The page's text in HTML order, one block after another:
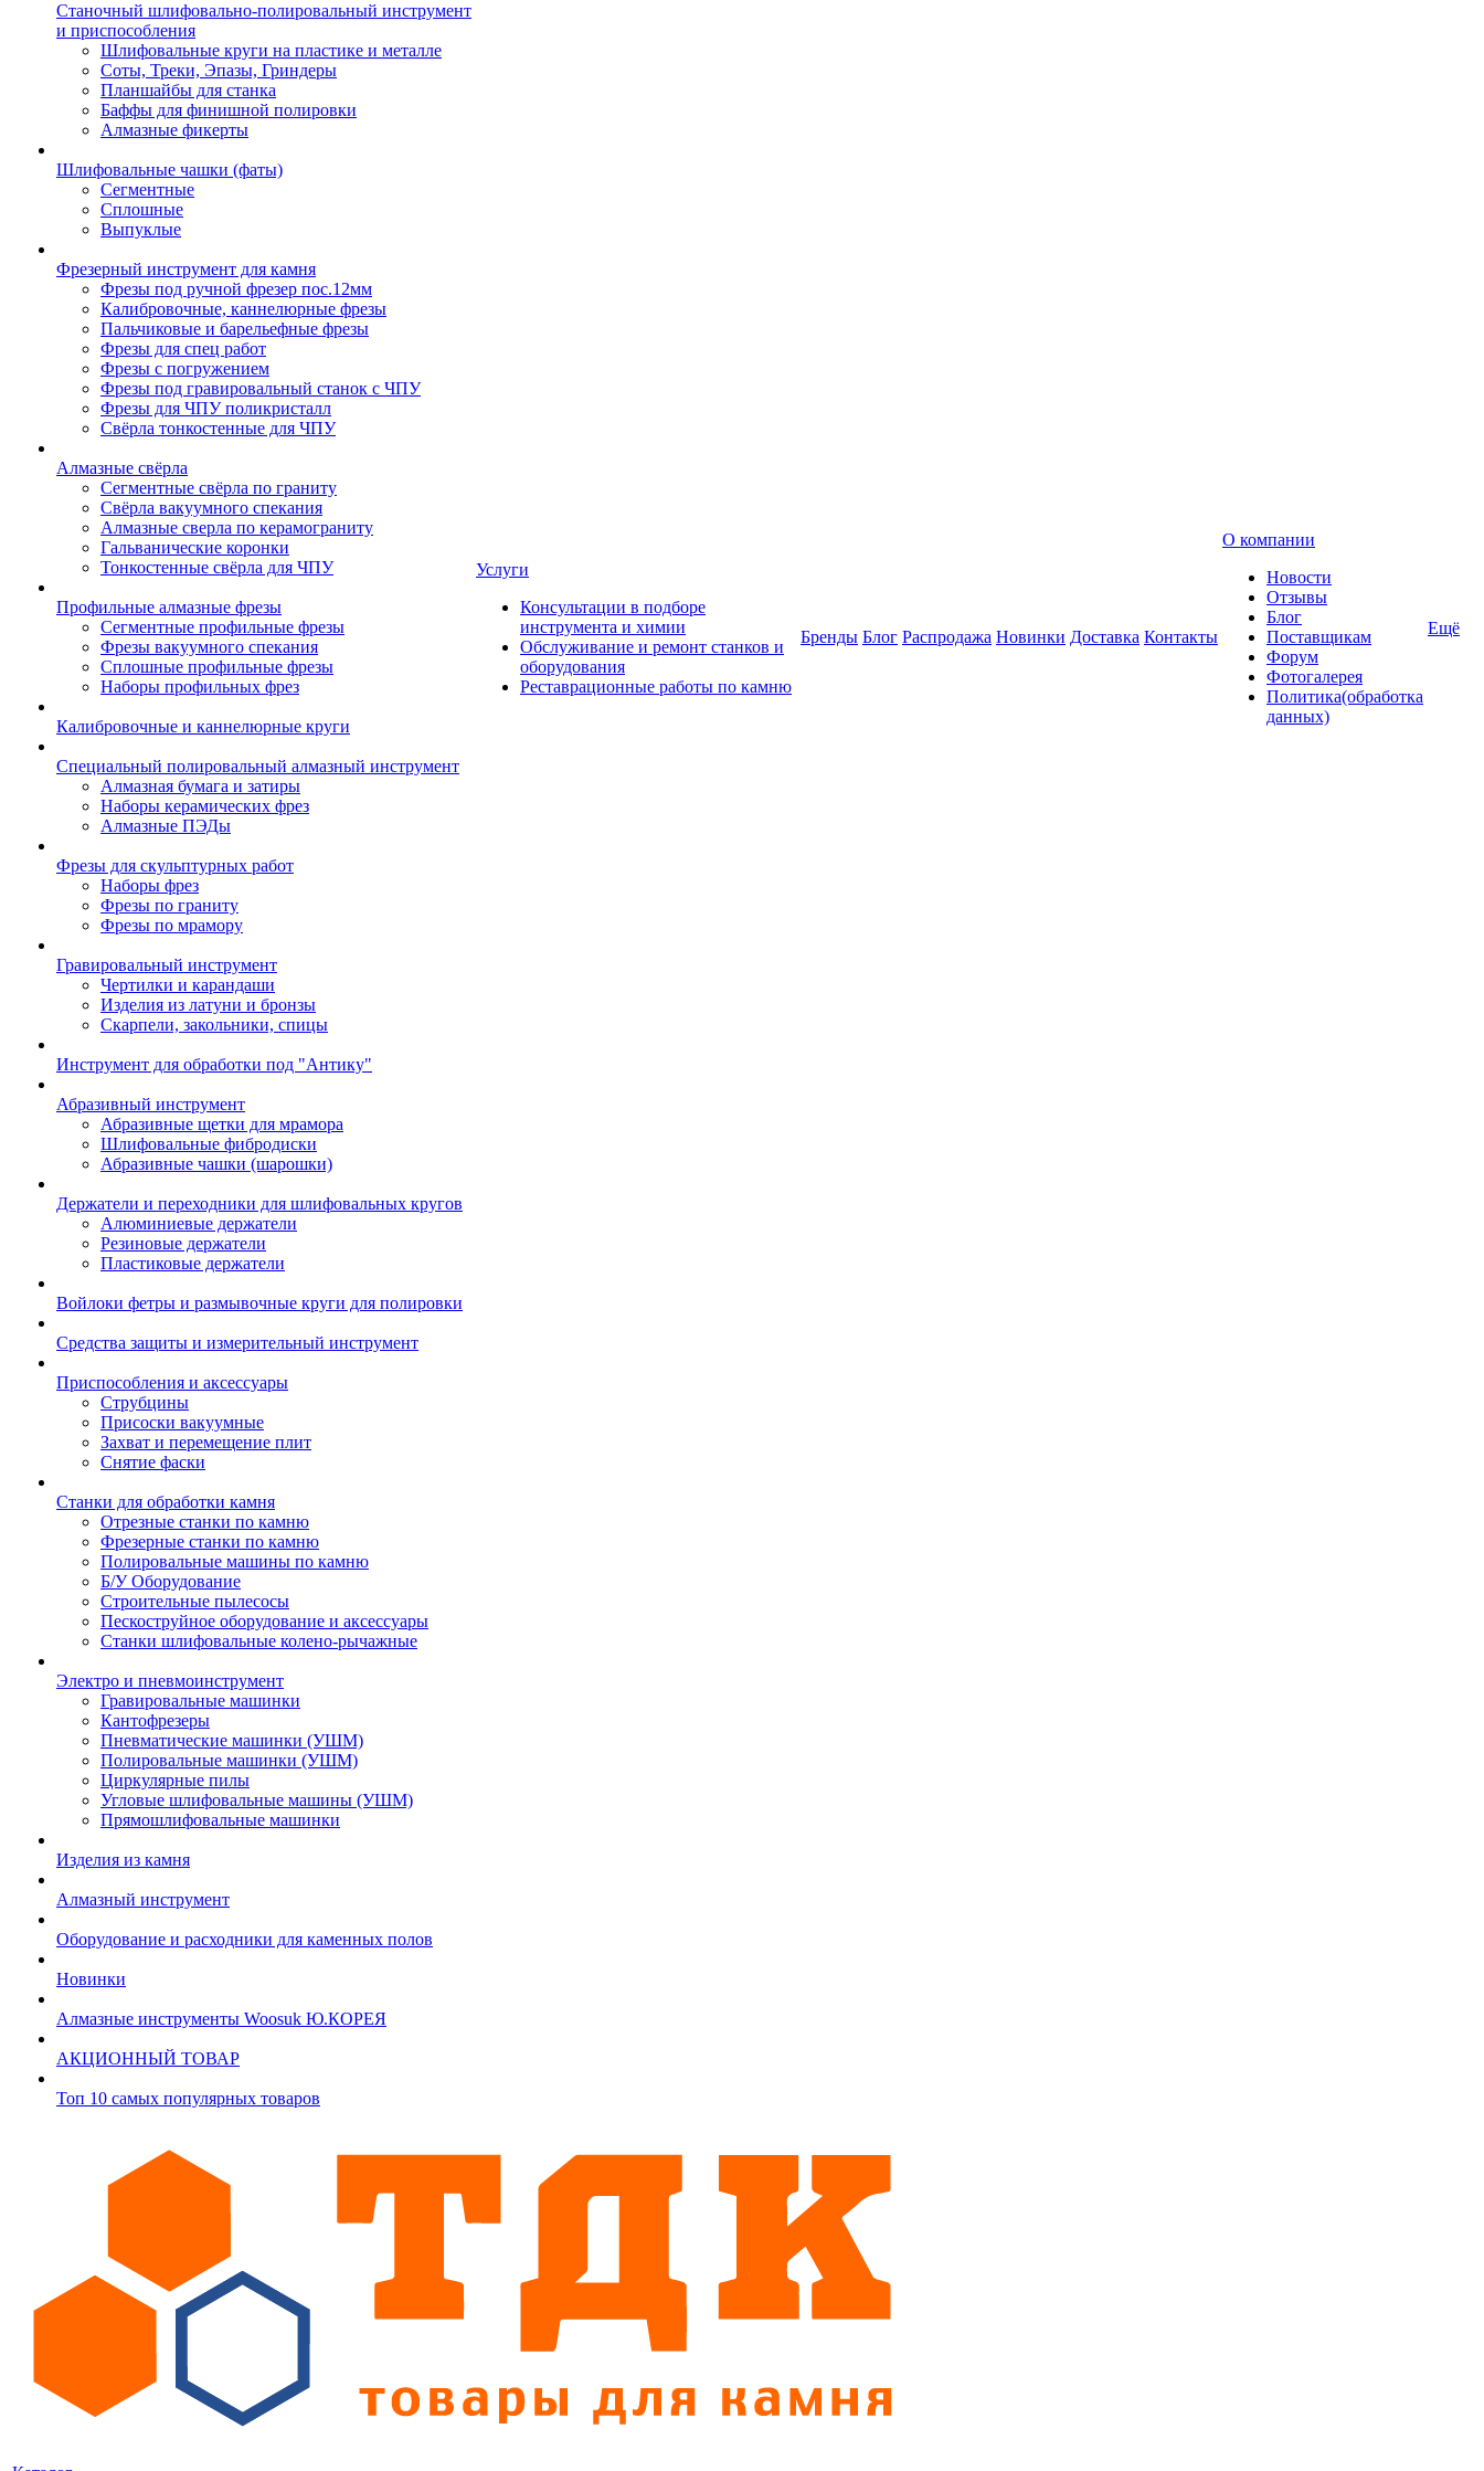
Станочный шлифовально-полировальный инструмент
и приспособления
Шлифовальные круги на пластике и металле
Соты, Треки, Эпазы, Гриндеры
Планшайбы для станка
Баффы для финишной полировки
Алмазные фикерты
Шлифовальные чашки (фаты)
Сегментные
Сплошные
Выпуклые
Фрезерный инструмент для камня
Фрезы под ручной фрезер пос.12мм
Калибровочные, каннелюрные фрезы
Пальчиковые и барельефные фрезы
Фрезы для спец работ
Фрезы с погружением
Фрезы под гравировальный станок с ЧПУ
Фрезы для ЧПУ поликристалл
Свёрла тонкостенные для ЧПУ
Алмазные свёрла
Сегментные свёрла по граниту
Свёрла вакуумного спекания
Алмазные сверла по керамограниту
Гальванические коронки
Тонкостенные свёрла для ЧПУ
Профильные алмазные фрезы
Сегментные профильные фрезы
Фрезы вакуумного спекания
Сплошные профильные фрезы
Наборы профильных фрез
Калибровочные и каннелюрные круги
Специальный полировальный алмазный инструмент
Алмазная бумага и затиры
Наборы керамических фрез
Алмазные ПЭДы
Фрезы для скульптурных работ
Наборы фрез
Фрезы по граниту
Фрезы по мрамору
Гравировальный инструмент
Чертилки и карандаши
Изделия из латуни и бронзы
Скарпели, закольники, спицы
Инструмент для обработки под "Антику"
Абразивный инструмент
Абразивные щетки для мрамора
Шлифовальные фибродиски
Абразивные чашки (шарошки)
Держатели и переходники для шлифовальных кругов
Алюминиевые держатели
Резиновые держатели
Пластиковые держатели
Войлоки фетры и размывочные круги для полировки
Средства защиты и измерительный инструмент
Приспособления и аксессуары
Струбцины
Присоски вакуумные
Захват и перемещение плит
Снятие фаски
Станки для обработки камня
Отрезные станки по камню
Фрезерные станки по камню
Полировальные машины по камню
Б/У Оборудование
Строительные пылесосы
Пескоструйное оборудование и аксессуары
Станки шлифовальные колено-рычажные
Электро и пневмоинструмент
Гравировальные машинки
Кантофрезеры
Пневматические машинки (УШМ)
Полировальные машинки (УШМ)
Циркулярные пилы
Угловые шлифовальные машины (УШМ)
Прямошлифовальные машинки
Изделия из камня
Алмазный инструмент
Оборудование и расходники для каменных полов
Новинки
Алмазные инструменты Woosuk Ю.КОРЕЯ
АКЦИОННЫЙ ТОВАР
Топ 10 самых популярных товаров
Услуги
Консультации в подборе
инструмента и химии
Обслуживание и ремонт станков и
оборудования
Реставрационные работы по камню
Бренды Блог Распродажа Новинки Доставка Контакты
О компании
Новости
Отзывы
Блог
Поставщикам
Форум
Фотогалерея
Политика(обработка
данных)
Ещё